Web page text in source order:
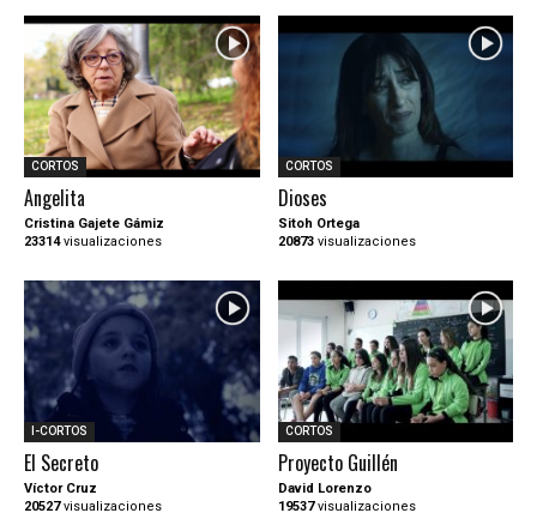
CORTOS
Angelita
Cristina Gajete Gámiz
23314visualizaciones
CORTOS
Dioses
Sitoh Ortega
20873visualizaciones
I-CORTOS
El Secreto
Víctor Cruz
20527visualizaciones
CORTOS
Proyecto Guillén
David Lorenzo
19537visualizaciones